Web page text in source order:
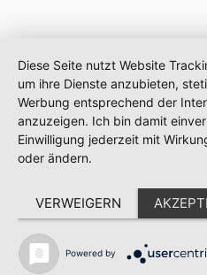
Diese Seite nutzt Website
um ihre Dienste anzubieten,
Werbung entsprechend der
anzuzeigen. Ich bin damit
Einwilligung jederzeit mit
oder ändern.
VERWEIGERN
Powered by